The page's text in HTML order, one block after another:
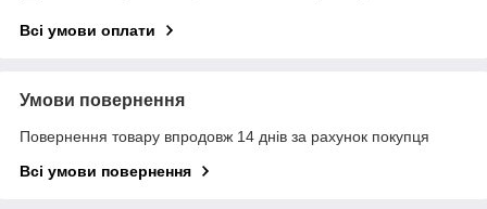
Всі умови оплати
Умови повернення
Повернення товару впродовж 14 днів за рахунок покупця
Всі умови повернення